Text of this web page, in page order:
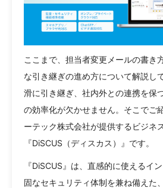
ここまで、担当者変更メールの書き
な引き継ぎの進め方について解説し
滑に引き継ぎ、社内外との連携を保
の効率化が欠かせません。そこでご
ーテック株式会社が提供するビジネ
『DiSCUS（ディスカス）』です。
『DiSCUS』は、直感的に使えるイ
固なセキュリティ体制を兼ね備えた